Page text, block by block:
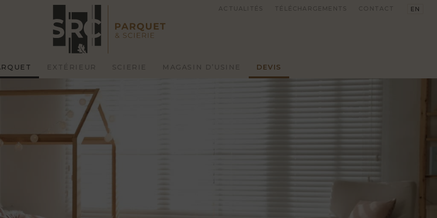
EXTÉRIEUR SCIERIE MAGASIN D’USINE DEVIS
AVIVÉS ET
DÉBITS
VINTAGE
RABOTÉ
ACTUALITÉS TÉLÉCHARGEMENTS CONTACT EN